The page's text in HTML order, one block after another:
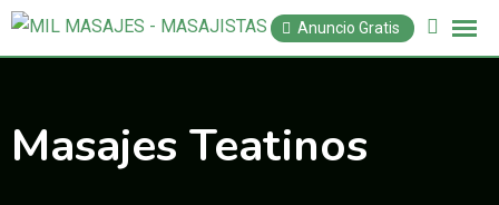
Saltar
Anuncio Gratis
Masajes Teatinos